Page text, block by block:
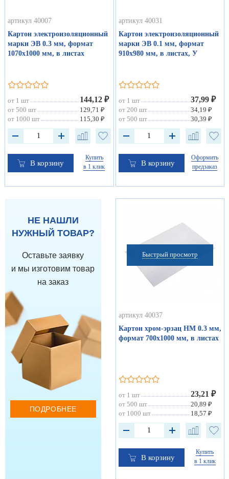
артикул 40007
Картон электроизоляционный
марки ЭВ 0.3 мм, формат
1070х1000 мм, в листах
от 1 шт 144,12 ₽
от 500 шт
129,71 ₽
от 1000 шт
115,30 ₽
В корзину
Купить
в 1 клик
артикул 40031
Картон электроизоляционный
марки ЭВ 0.1 мм, формат
910х980 мм, в листах, У
от 1 шт 37,99 ₽
от 200 шт
34,19 ₽
от 500 шт
30,39 ₽
В корзину
Оформить
предзаказ
НЕ НАШЛИ
НУЖНЫЙ ТОВАР?
Оставьте заявку
и мы изготовим товар
на заказ
ПОДРОБНЕЕ
Быстрый просмотр
артикул 40037
Картон хром-эрзац НМ 0.3 мм,
формат 700х1000 мм, в листах
от 1 шт 23,21 ₽
от 500 шт
20,89 ₽
от 1000 шт
18,57 ₽
В корзину
Купить
в 1 клик